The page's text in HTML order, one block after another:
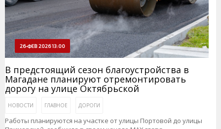
26-ФЕВ 2026 13:00
В предстоящий сезон благоустройства в
Магадане планируют отремонтировать
дорогу на улице Октябрьской
НОВОСТИ ГЛАВНОЕ ДОРОГИ
Работы планируются на участке от улицы Портовой до улицы